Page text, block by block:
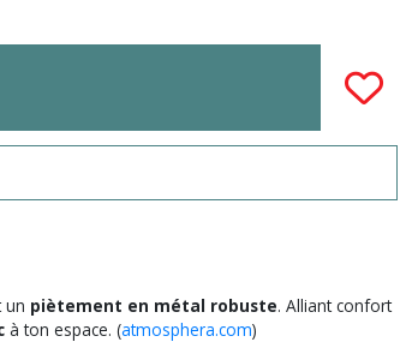
un piètement en métal robuste. Alliant confort
à ton espace. (atmosphera.com)